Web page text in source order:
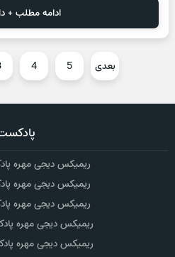
ادامه مطلب +
4 5 بعدی
ریمیکس دیجی مهره
ریمیکس دیجی مهره
ریمیکس دیجی مهره
ریمیکس دیجی مهره
ریمیکس دیجی مهره